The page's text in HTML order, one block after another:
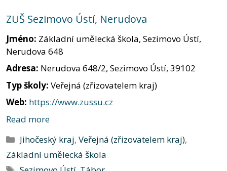
ZUŠ Sezimovo Ústí, Nerudova
Jméno: Základní umělecká škola, Sezimovo Ústí,
Nerudova 648
Adresa: Nerudova 648/2, Sezimovo Ústí, 39102
Typ školy: Veřejná (zřizovatelem kraj)
Web: https://www.zussu.cz
Read more
Rubriky
Jihočeský kraj,Veřejná (zřizovatelem kraj),
Základní umělecká škola
Štítky